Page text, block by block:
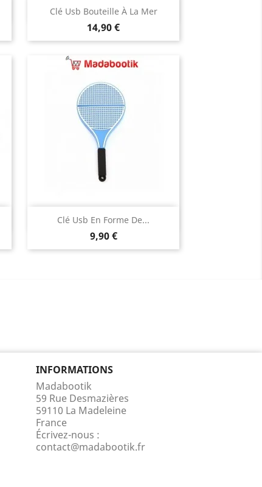
Clé Usb Bouteille À La Mer
Prix
14,90 €
Aperçu rapide
Clé Usb En Forme De...
Prix
9,90 €
Aperçu rapide
INFORMATIONS
Madabootik
59 Rue Desmazières
59110 La Madeleine
France
Écrivez-nous :
contact@madabootik.fr